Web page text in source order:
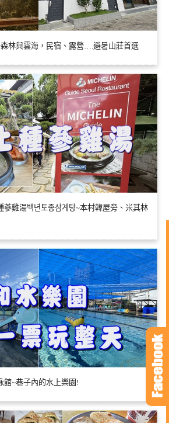
林與雲海，民宿、露營….避暑山莊首選
雞湯백년토종삼계탕~本村韓屋旁、米其林
館~巷子內的水上樂園!